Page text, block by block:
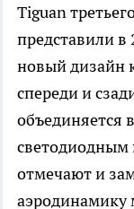
Tiguan
представили в
новый дизайн
спереди и
объединяется
светодиодным
отмечают и
аэродинамику